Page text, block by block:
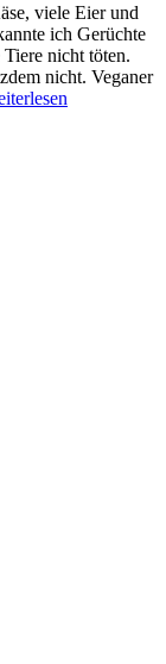
viele Eier und
ich Gerüchte
nicht töten.
nicht. Veganer